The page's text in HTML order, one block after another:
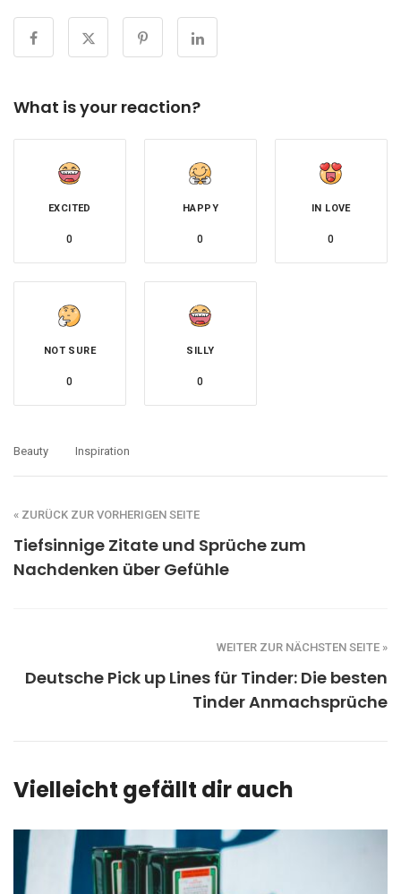
What is your reaction?
EXCITED
0
HAPPY
0
IN LOVE
0
NOT SURE
0
SILLY
0
Beauty Inspiration
« ZURÜCK ZUR VORHERIGEN SEITE
Tiefsinnige Zitate und Sprüche zum
Nachdenken über Gefühle
WEITER ZUR NÄCHSTEN SEITE »
Deutsche Pick up Lines für Tinder: Die besten
Tinder Anmachsprüche
Vielleicht gefällt dir auch